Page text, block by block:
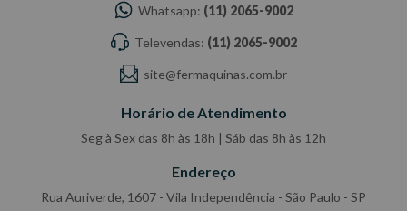
Whatsapp: (11) 2065-9002
Televendas: (11) 2065-9002
site@fermaquinas.com.br
Horário de Atendimento
Seg à Sex das 8h às 18h | Sáb das 8h às 12h
Endereço
Rua Auriverde, 1607 - Vila Independência - São Paulo - SP